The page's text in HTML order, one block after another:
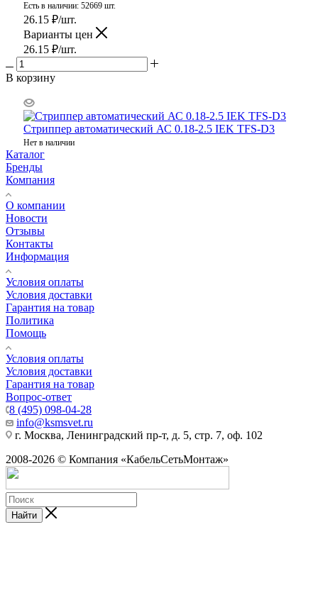
Есть в наличии: 52669 шт.
26.15 ₽/шт.
Варианты цен
26.15 ₽/шт.
В корзину
Стриппер автоматический АС 0.18-2.5 IEK TFS-D3
Нет в наличии
Каталог
Бренды
Компания
О компании
Новости
Отзывы
Контакты
Информация
Условия оплаты
Условия доставки
Гарантия на товар
Политика
Помощь
Условия оплаты
Условия доставки
Гарантия на товар
Вопрос-ответ
8 (495) 098-04-28
info@ksmsvet.ru
г. Москва, Ленинградский пр-т, д. 5, стр. 7, оф. 102
2008-2026 © Компания «КабельСетьМонтаж»
Найти